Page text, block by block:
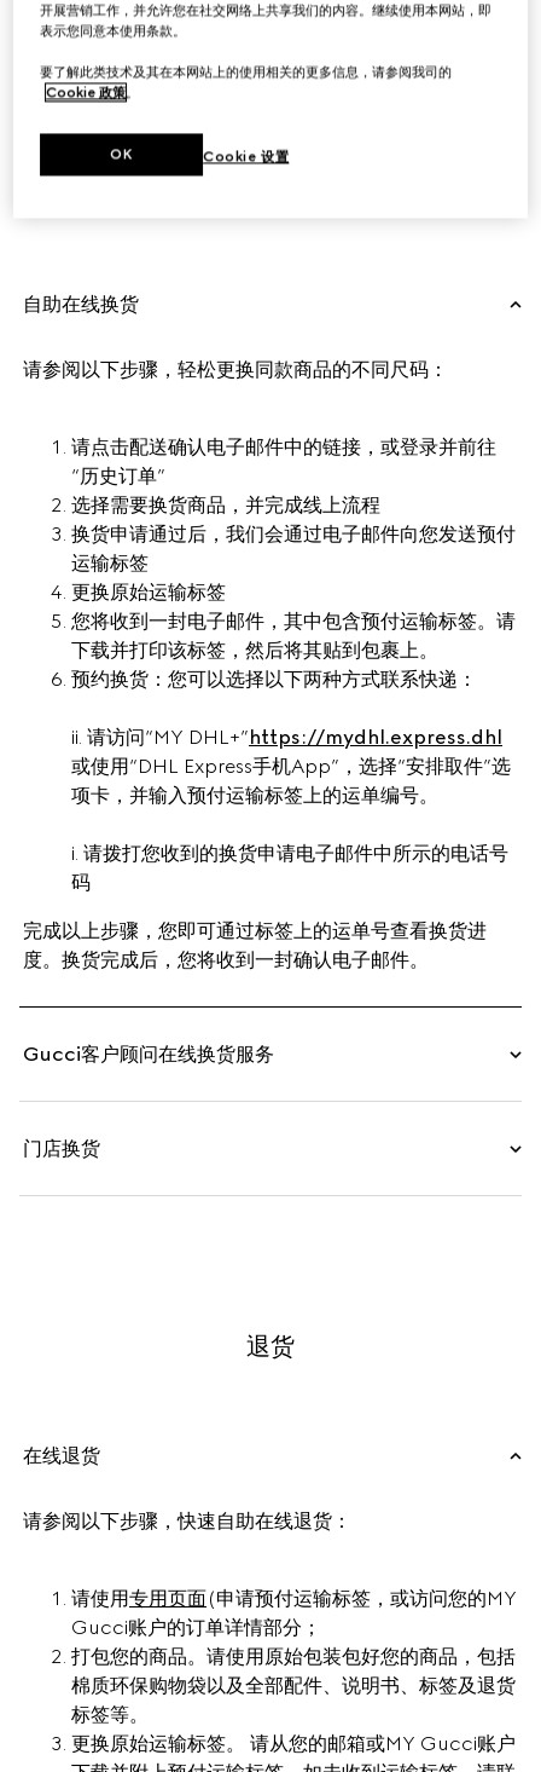
自助在线换货
请参阅以下步骤，轻松更换同款商品的不同尺码：
请点击配送确认电子邮件中的链接，或登录并前往
“历史订单”
选择需要换货商品，并完成线上流程
换货申请通过后，我们会通过电子邮件向您发送预付
运输标签
更换原始运输标签
您将收到一封电子邮件，其中包含预付运输标签。请
下载并打印该标签，然后将其贴到包裹上。
预约换货：您可以选择以下两种方式联系快递：
ii. 请访问“MY DHL+”https://mydhl.express.dhl
或使用“DHL Express手机App”，选择“安排取件”选
项卡，并输入预付运输标签上的运单编号。
i. 请拨打您收到的换货申请电子邮件中所示的电话号
码
完成以上步骤，您即可通过标签上的运单号查看换货进
度。换货完成后，您将收到一封确认电子邮件。
Gucci客户顾问在线换货服务
门店换货
退货
在线退货
请参阅以下步骤，快速自助在线退货：
请使用专用页面(申请预付运输标签，或访问您的MY
Gucci账户的订单详情部分；
打包您的商品。请使用原始包装包好您的商品，包括
棉质环保购物袋以及全部配件、说明书、标签及退货
标签等。
更换原始运输标签。 请从您的邮箱或MY Gucci账户
开展营销工作，并允许您在社交网络上共享我们的内容。继续使用本网站，即
表示您同意本使用条款。
要了解此类技术及其在本网站上的使用相关的更多信息，请参阅我司的
Cookie 政策。
Cookie 设置
OK